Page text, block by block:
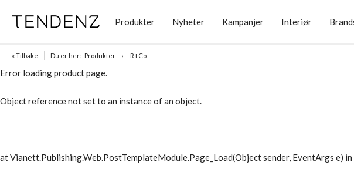
Produkter Nyheter Kampanjer Interiør
« Tilbake Du er her: Produkter R+Co
Error loading product page.
Object reference not set to an instance of an object.
at Vianett.Publishing.Web.PostTemplateModule.Page_Load(Object sender, EventArgs